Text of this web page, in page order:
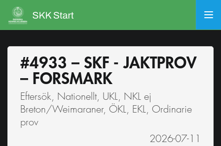
#4933 – SKF - JAKTPROV
– FORSMARK
Eftersök, Nationellt, UKL, NKL ej
Breton/Weimaraner, ÖKL, EKL, Ordinarie
prov
2026-07-11